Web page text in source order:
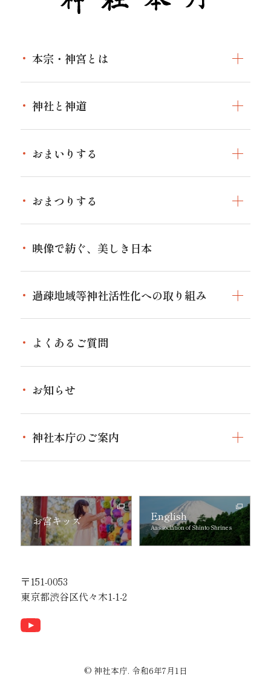
本宗・神宮とは
伊勢神宮と全国の神社の関わり
伊勢の神宮のお神札特設サイト
神社と神道
神道とは
日本の神話
おまいりする
作法
お祈り
境内にあるもの
おまつりする
家庭や身近なおまつり
映像で紡ぐ、美しき日本
過疎地域等神社活性化への取り組み
祭礼行事
催し・イベント
伝統文化継承
境内整備事業
外部団体との連携
よくあるご質問
お知らせ
神社本庁のご案内
神社庁一覧
関係団体一覧
利用規約
お宮キッズ English
Aassociation of Shinto Shrines
〒151-0053
東京都渋谷区代々木1-1-2
© 神社本庁. 令和6年7月1日